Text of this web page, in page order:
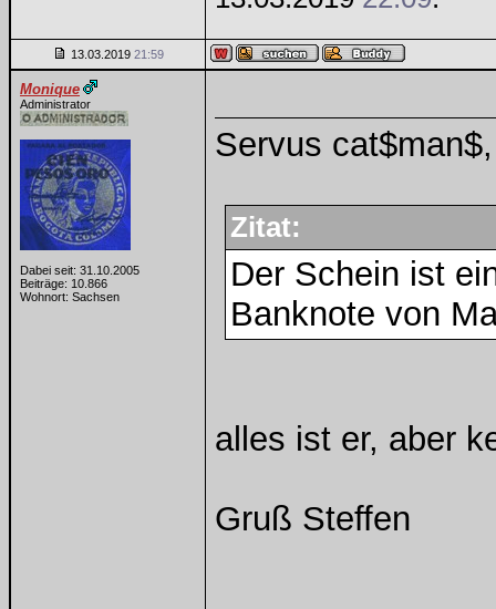
13.03.2019 21:59
Monique
Administrator
Dabei seit: 31.10.2005
Beiträge: 10.866
Wohnort: Sachsen
Servus cat$man$,
Zitat:
Der Schein ist
Banknote von
alles ist er, aber
Gruß Steffen